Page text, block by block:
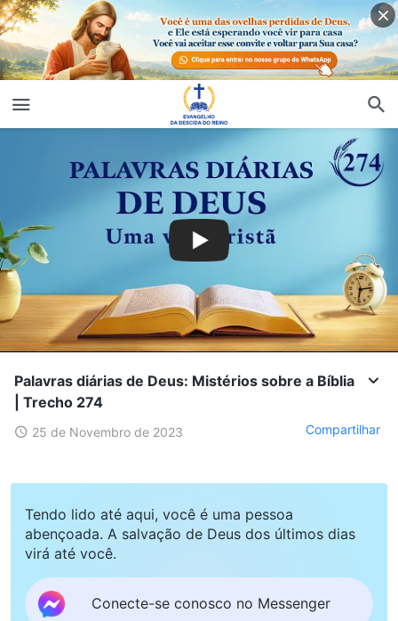
Palavras diárias de Deus: Mistérios sobre a Bíblia
| Trecho 274
25 de Novembro de 2023 Compartilhar
Tendo lido até aqui, você é uma pessoa
abençoada. A salvação de Deus dos últimos dias
virá até você.
Conecte-se conosco no Messenger